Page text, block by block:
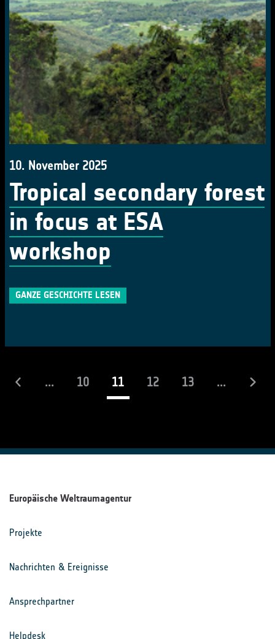
10. November 2025
Tropical secondary forest
in focus at ESA
workshop
GANZE GESCHICHTE LESEN
... 10 11(laufend)
12 13 ...
Europäische Weltraumagentur
Projekte
Nachrichten & Ereignisse
Ansprechpartner
Helpdesk